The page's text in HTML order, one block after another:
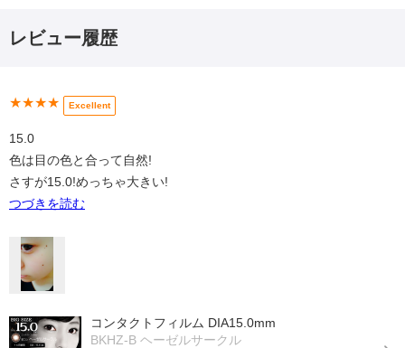
レビュー履歴
★★★★ Excellent
15.0
色は目の色と合って自然!
さすが15.0!めっちゃ大きい!
つづきを読む
コンタクトフィルム DIA15.0mm
BKHZ-B ヘーゼルサークル